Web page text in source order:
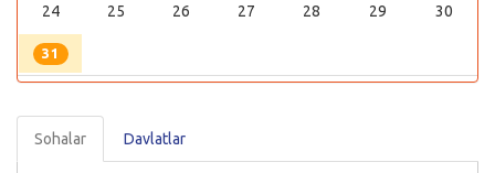
24 25 26 27 28 29 30
31
Sohalar Davlatlar